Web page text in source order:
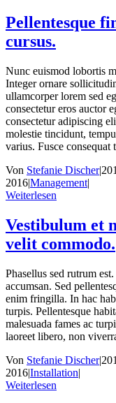
Pellentesque
cursus.
Nunc euismod lobortis
Integer ornare
ullamcorper lorem sed
consectetur eros auctor
consectetur adipiscing
molestie tincidunt,
varius. Fusce consequat
Von Stefanie Discher|
2016|Management|
Weiterlesen
Vestibulum et
velit commodo.
Phasellus sed rutrum
accumsan. Sed
enim fringilla. In hac
turpis. Pellentesque
malesuada fames ac
laoreet libero, non
Von Stefanie Discher|
2016|Installation|
Weiterlesen